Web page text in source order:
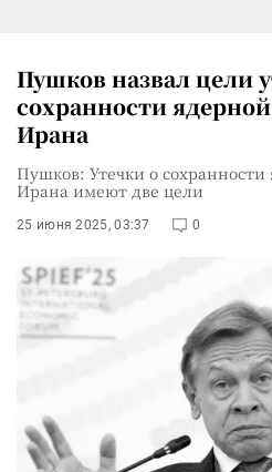
Пушков назвал цели
сохранности
Ирана
Пушков: Утечки о
Ирана имеют две цели
25 июня 2025, 03:37 0